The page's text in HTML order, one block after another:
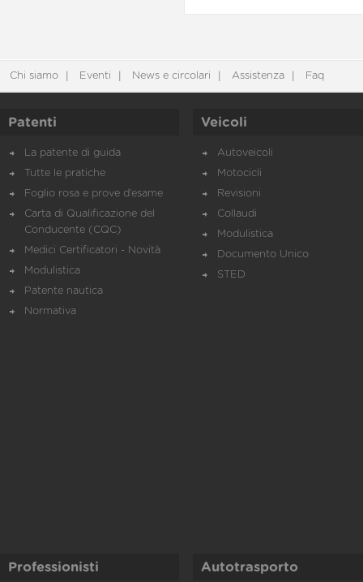
Chi siamo Eventi News e circolari Assistenza Faq
Patenti
La patente di guida
Tutte le pratiche
Foglio rosa e prove d’esame
Carta di Qualificazione del
Conducente (CQC)
Medici Certificatori - Novità
Modulistica
Patente nautica
Normativa
Veicoli
Autoveicoli
Motocicli
Revisioni
Collaudi
Modulistica
Documento Unico
STED
Professionisti Autotrasporto